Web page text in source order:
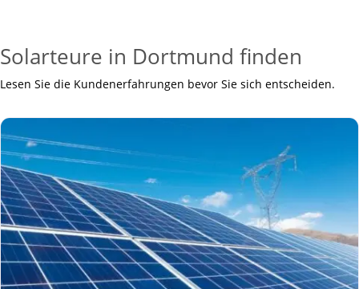
Solarteure in Dortmund finden
Lesen Sie die Kundenerfahrungen bevor Sie sich entscheiden.